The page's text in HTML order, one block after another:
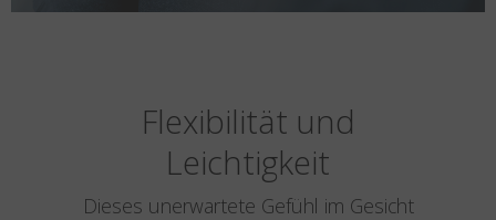
Flexibilität und
Leichtigkeit
Dieses unerwartete Gefühl im Gesicht